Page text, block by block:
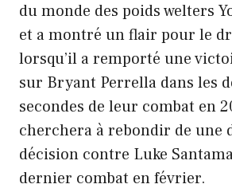
du monde des poids welters
et a montré un flair pour le
lorsqu’il a remporté une
sur Bryant Perrella dans les
secondes de leur combat en
cherchera à rebondir de une
décision contre Luke
dernier combat en février.